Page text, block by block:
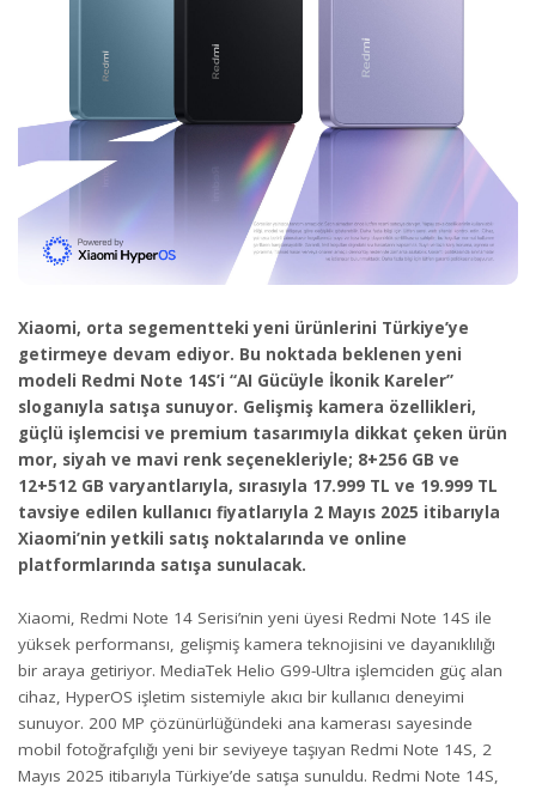
Xiaomi, orta segementteki yeni ürünlerini Türkiye’ye
getirmeye devam ediyor. Bu noktada beklenen yeni
modeli Redmi Note 14S’i “AI Gücüyle İkonik Kareler”
sloganıyla satışa sunuyor. Gelişmiş kamera özellikleri,
güçlü işlemcisi ve premium tasarımıyla dikkat çeken ürün
mor, siyah ve mavi renk seçenekleriyle; 8+256 GB ve
12+512 GB varyantlarıyla, sırasıyla 17.999 TL ve 19.999 TL
tavsiye edilen kullanıcı fiyatlarıyla 2 Mayıs 2025 itibarıyla
Xiaomi’nin yetkili satış noktalarında ve online
platformlarında satışa sunulacak.
Xiaomi, Redmi Note 14 Serisi’nin yeni üyesi Redmi Note 14S ile
yüksek performansı, gelişmiş kamera teknojisini ve dayanıklılığı
bir araya getiriyor. MediaTek Helio G99-Ultra işlemciden güç alan
cihaz, HyperOS işletim sistemiyle akıcı bir kullanıcı deneyimi
sunuyor. 200 MP çözünürlüğündeki ana kamerası sayesinde
mobil fotoğrafçılığı yeni bir seviyeye taşıyan Redmi Note 14S, 2
Mayıs 2025 itibarıyla Türkiye’de satışa sunuldu. Redmi Note 14S,